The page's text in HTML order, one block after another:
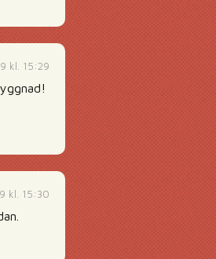
kl. 15:29
kl. 15:30